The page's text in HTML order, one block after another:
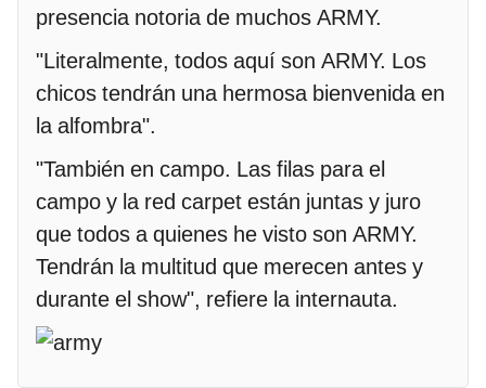
presencia notoria de muchos ARMY.
"Literalmente, todos aquí son ARMY. Los
chicos tendrán una hermosa bienvenida en
la alfombra".
"También en campo. Las filas para el
campo y la red carpet están juntas y juro
que todos a quienes he visto son ARMY.
Tendrán la multitud que merecen antes y
durante el show", refiere la internauta.